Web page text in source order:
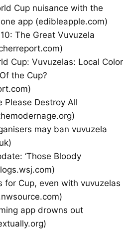
Cup nuisance with the
app (edibleapple.com)
The Great Vuvuzela
Cup: Vuvuzelas: Local Color
the Cup?
Please Destroy All
may ban vuvuzela
‘Those Bloody
for Cup, even with vuvuzelas
app drowns out